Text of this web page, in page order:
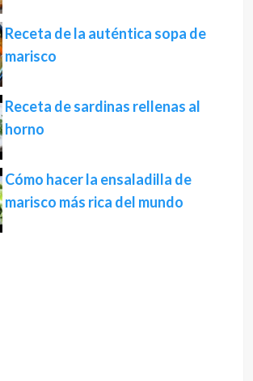
Receta de la auténtica sopa de
marisco
Receta de sardinas rellenas al
horno
Cómo hacer la ensaladilla de
marisco más rica del mundo